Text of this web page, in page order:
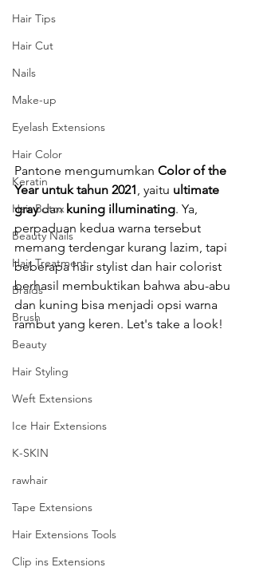
Hair Tips
Hair Cut
Nails
Make-up
Eyelash Extensions
Hair Color
Keratin
Hair Botox
Beauty Nails
Hair Treatment
Braids
Brush
Beauty
Hair Styling
Weft Extensions
Ice Hair Extensions
K-SKIN
rawhair
Tape Extensions
Hair Extensions Tools
Clip ins Extensions
Pantone mengumumkan Color of the
Year untuk tahun 2021 , yaitu ultimate
gray dan kuning illuminating. Ya,
perpaduan kedua warna tersebut
memang terdengar kurang lazim, tapi
beberapa hair stylist dan hair colorist
berhasil membuktikan bahwa abu-abu
dan kuning bisa menjadi opsi warna
rambut yang keren. Let's take a look!